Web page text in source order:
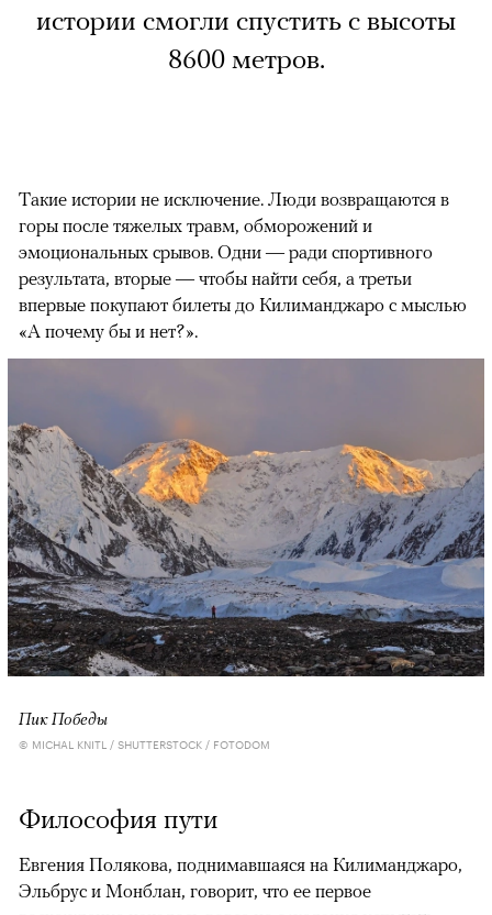
истории смогли спустить с высоты
8600 метров.
Такие истории не исключение. Люди возвращаются в
горы после тяжелых травм, обморожений и
эмоциональных срывов. Одни — ради спортивного
результата, вторые — чтобы найти себя, а третьи
впервые покупают билеты до Килиманджаро с мыслью
«А почему бы и нет?».
Пик Победы
© MICHAL KNITL / SHUTTERSTOCK / FOTODOM
Философия пути
Евгения Полякова, поднимавшаяся на Килиманджаро,
Эльбрус и Монблан, говорит, что ее первое